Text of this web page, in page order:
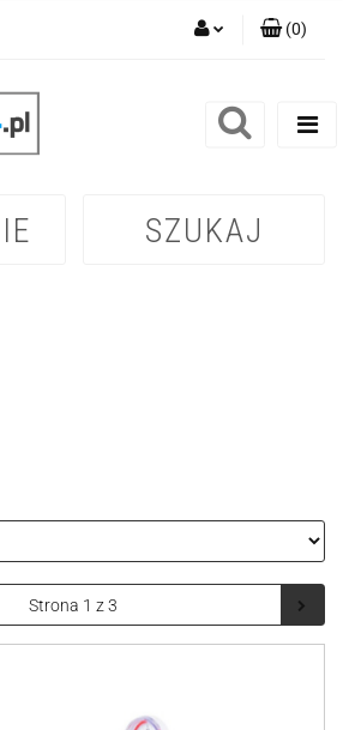
Zarejestruj się
(0)
SZUKAJ